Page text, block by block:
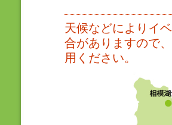
天候などによりイ
合がありますので
用ください。